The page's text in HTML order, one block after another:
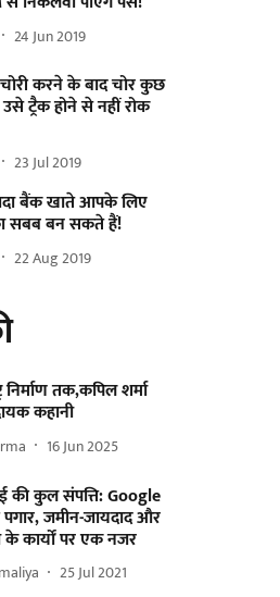
24 Jun 2019
चोरी करने के बाद चोर कुछ
ट्रैक होने से नहीं रोक
23 Jul 2019
बैंक खाते आपके लिए
सबब बन सकते हैं!
22 Aug 2019
निर्माण तक,कपिल शर्मा
कहानी
16 Jun 2025
की कुल संपत्ति: Google
जमीन-जायदाद और
कार्यों पर एक नजर
25 Jul 2021